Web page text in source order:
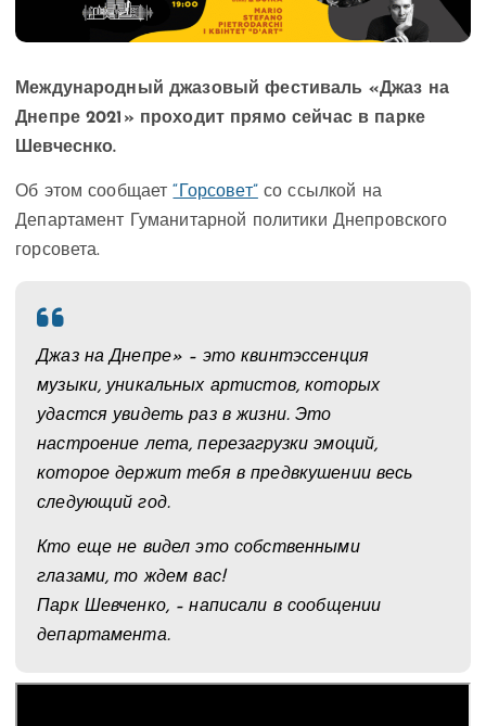
Международный джазовый фестиваль «Джаз на
Днепре 2021» проходит прямо сейчас в парке
Шевчеснко.
Об этом сообщает“Горсовет” со ссылкой на
Департамент Гуманитарной политики Днепровского
горсовета.
Джаз на Днепре» – это квинтэссенция
музыки, уникальных артистов, которых
удастся увидеть раз в жизни. Это
настроение лета, перезагрузки эмоций,
которое держит тебя в предвкушении весь
следующий год.
Кто еще не видел это собственными
глазами, то ждем вас!
Парк Шевченко, – написали в сообщении
департамента.